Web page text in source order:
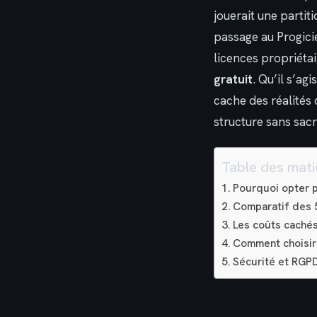
jouerait une
passage au
licences
gratuit. Qu’il
cache des réalités
structure sans
Table des
Pourquoi opter
Comparatif des
Les coûts
Comment
Sécurité et